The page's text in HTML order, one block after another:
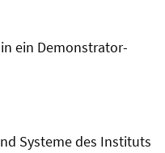
ein Demonstrator-
Systeme des Instituts